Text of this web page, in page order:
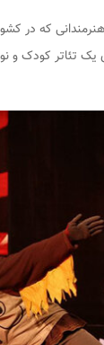
که در
یک تئاتر کودک